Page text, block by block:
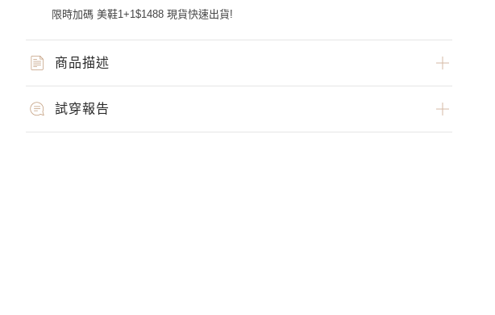
限時加碼 美鞋1+1$1488 現貨快速出貨!
商品描述
試穿報告